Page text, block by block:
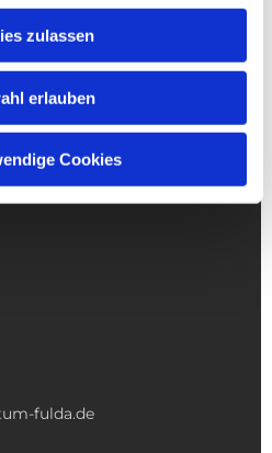
zulassen
erlauben
Cookies
fulda.de